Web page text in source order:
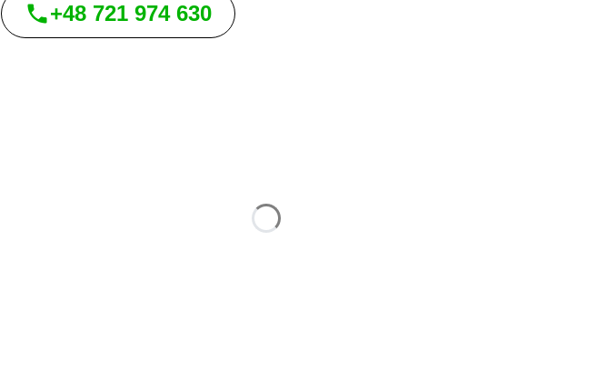
+48 721 974 630
CICHY DOMYK , DOMYKACZ DRZWI PRZESUWNYCH